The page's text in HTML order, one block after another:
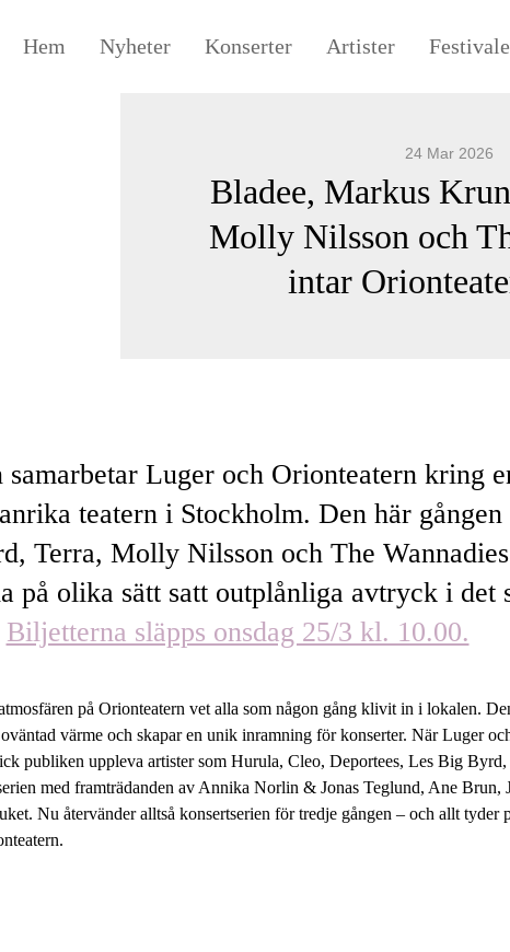
Hem Nyheter Konserter Artister
24 Mar 2026
Bladee, Markus
Molly Nilsson och
intar
samarbetar Luger och Orionteatern kring
teatern i Stockholm. Den här gången
Terra, Molly Nilsson och The
på olika sätt satt outplånliga avtryck i det
Biljetterna släpps onsdag 25/3 kl. 10.00.
på Orionteatern vet alla som någon gång klivit in i lokalen.
värme och skapar en unik inramning för konserter. När Luger
publiken uppleva artister som Hurula, Cleo, Deportees, Les Big
med framträdanden av Annika Norlin & Jonas Teglund, Ane Brun,
Nu återvänder alltså konsertserien för tredje gången – och allt tyder